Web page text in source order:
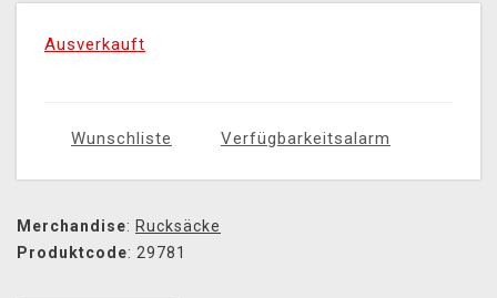
Ausverkauft
Wunschliste Verfügbarkeitsalarm
Merchandise: Rucksäcke
Produktcode: 29781